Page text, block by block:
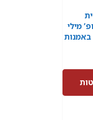
מילי
באמנות